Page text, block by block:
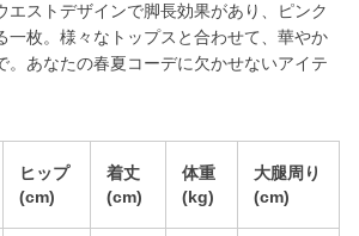
エストデザインで脚長効果があり、ピンク
一枚。様々なトップスと合わせて、華やか
。あなたの春夏コーデに欠かせないアイテ
ヒップ
(cm)
着丈
(cm)
体重
(kg)
大腿周り
(cm)